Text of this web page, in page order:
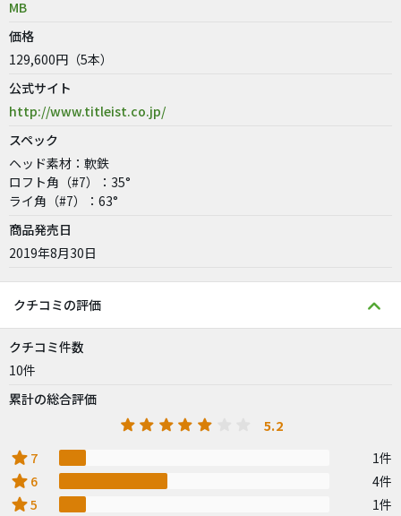
MB
価格
129,600円（5本）
公式サイト
http://www.titleist.co.jp/
スペック
ヘッド素材：軟鉄
ロフト角（#7）：35°
ライ角（#7）：63°
商品発売日
2019年8月30日
クチコミの評価
クチコミ件数
10件
累計の総合評価
5.2
star 7 1件
star 6 4件
star5 1件